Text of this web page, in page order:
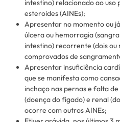
intestino) relacionado ao
esteroides (AINEs);
Apresentar no momento ou
úlcera ou hemorragia
intestino) recorrente (dois ou
comprovados de
Apresentar insuficiência
que se manifesta como
inchaço nas pernas e falta
(doença do fígado) e renal
ocorre com outros AINEs;